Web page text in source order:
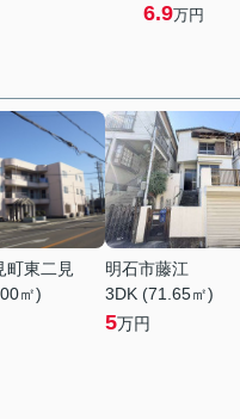
6.9万円
町東二見
㎡)
明石市藤江
3DK (71.65㎡)
5万円